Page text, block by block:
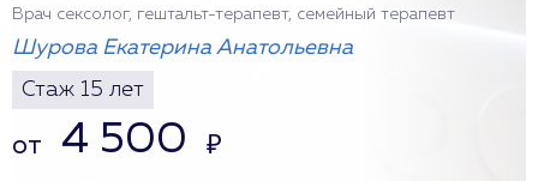
Врач сексолог, гештальт-терапевт, семейный терапевт
Шурова Екатерина Анатольевна
Стаж 15 лет
от 4 500 ₽